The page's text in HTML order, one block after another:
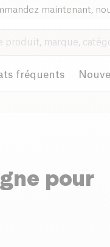
maintenant,
fréquents
pour